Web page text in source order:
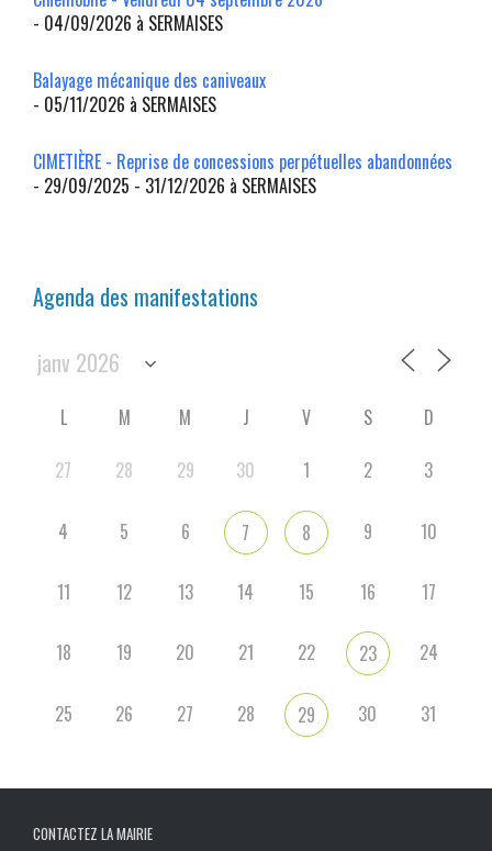
- 04/09/2026 à SERMAISES
Balayage mécanique des caniveaux
- 05/11/2026 à SERMAISES
CIMETIÈRE - Reprise de concessions perpétuelles abandonnées
- 29/09/2025 - 31/12/2026 à SERMAISES
Agenda des manifestations
L M M J V S
D
27
28 29 30 1 2 3
4 5 6 7 8 9 10
11 12 13 14 15 16 17
18 19 20 21 22 23 24
25 26 27 28 29 30 31
CONTACTEZ LA MAIRIE